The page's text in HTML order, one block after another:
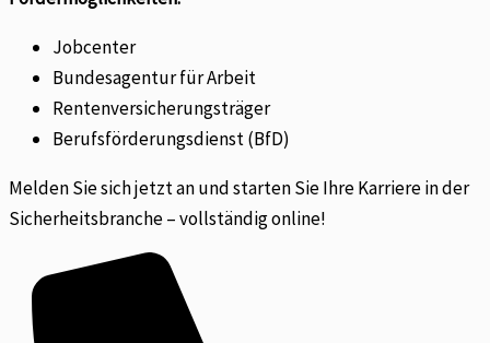
Jobcenter
Bundesagentur für Arbeit
Rentenversicherungsträger
Berufsförderungsdienst (BfD)
Melden Sie sich jetzt an und starten Sie Ihre Karriere in der
Sicherheitsbranche – vollständig online!